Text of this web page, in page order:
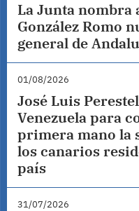
La Junta nombra
González Romo
general de
01/08/2026
José Luis
Venezuela para
primera mano la
los canarios
país
31/07/2026